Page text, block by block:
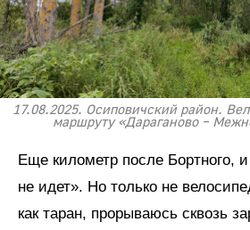
17.08.2025. Осиповичский район.
маршруту «Дараганово –
Еще километр после Бортного,
не идет». Но только не
как таран, прорываюсь сквозь